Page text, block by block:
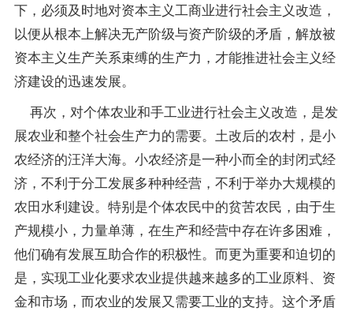
下，必须及时地对资本主义工商业进行社会主义改造，
以便从根本上解决无产阶级与资产阶级的矛盾，解放被
资本主义生产关系束缚的生产力，才能推进社会主义经
济建设的迅速发展。
再次，对个体农业和手工业进行社会主义改造，是发
展农业和整个社会生产力的需要。土改后的农村，是小
农经济的汪洋大海。小农经济是一种小而全的封闭式经
济，不利于分工发展多种种经营，不利于举办大规模的
农田水利建设。特别是个体农民中的贫苦农民，由于生
产规模小，力量单薄，在生产和经营中存在许多困难，
他们确有发展互助合作的积极性。而更为重要和迫切的
是，实现工业化要求农业提供越来越多的工业原料、资
金和市场，而农业的发展又需要工业的支持。这个矛盾